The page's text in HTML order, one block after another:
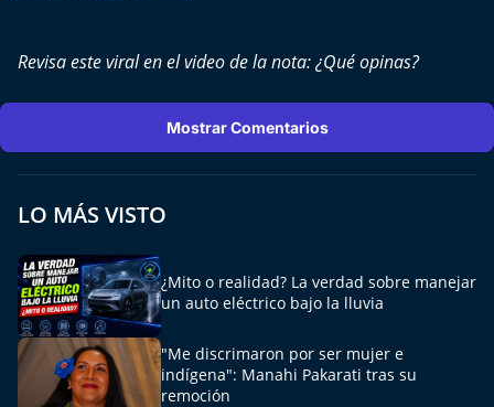
Revisa este viral en el video de la nota: ¿Qué opinas?
Mostrar Comentarios
LO MÁS VISTO
¿Mito o realidad? La verdad sobre manejar
un auto eléctrico bajo la lluvia
"Me discrimaron por ser mujer e
indígena": Manahi Pakarati tras su
remoción